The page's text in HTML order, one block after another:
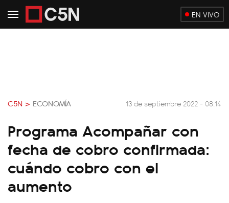
EN VIVO
C5N > ECONOMÍA 13 de septiembre 2022 - 08:14
Programa Acompañar con
fecha de cobro confirmada:
cuándo cobro con el
aumento